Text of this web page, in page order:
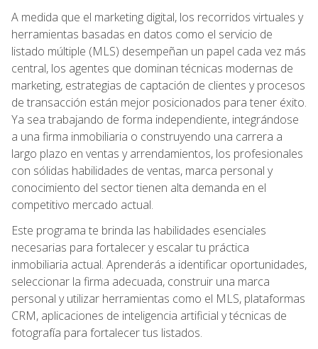
A medida que el marketing digital, los recorridos virtuales y
herramientas basadas en datos como el servicio de
listado múltiple (MLS) desempeñan un papel cada vez más
central, los agentes que dominan técnicas modernas de
marketing, estrategias de captación de clientes y procesos
de transacción están mejor posicionados para tener éxito.
Ya sea trabajando de forma independiente, integrándose
a una firma inmobiliaria o construyendo una carrera a
largo plazo en ventas y arrendamientos, los profesionales
con sólidas habilidades de ventas, marca personal y
conocimiento del sector tienen alta demanda en el
competitivo mercado actual.
Este programa te brinda las habilidades esenciales
necesarias para fortalecer y escalar tu práctica
inmobiliaria actual. Aprenderás a identificar oportunidades,
seleccionar la firma adecuada, construir una marca
personal y utilizar herramientas como el MLS, plataformas
CRM, aplicaciones de inteligencia artificial y técnicas de
fotografía para fortalecer tus listados.